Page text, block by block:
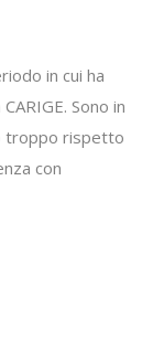
in cui ha
Sono in
troppo rispetto
con